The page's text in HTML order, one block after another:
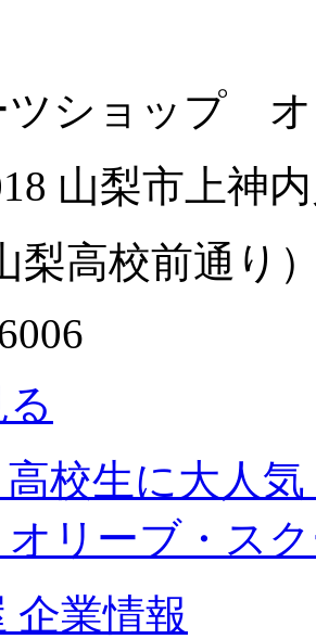
ツショップ
山梨市上神
梨高校前通り
校生に大人
リーブ・ス
企業情報